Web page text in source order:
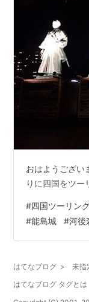
おはようござい
りに四国をツー
#四国ツーリン
#能島城 #河後
はてなブログ > 未指
はてなブログ タグとは